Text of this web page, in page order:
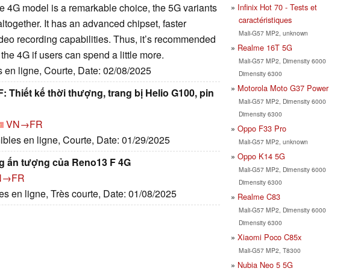
4G model is a remarkable choice, the 5G variants
It has an advanced chipset, faster
recording capabilities. Thus, it’s recommended
4G if users can spend a little more.
ligne, Courte, Date: 02/08/2025
Thiết kế thời thượng, trang bị Helio G100, pin
VN→FR
en ligne, Courte, Date: 01/29/2025
ấn tượng của Reno13 F 4G
en ligne, Très courte, Date: 01/08/2025
Infinix Hot 70 - Tests et
caractéristiques
Mali-G57 MP2, unknown
Realme 16T 5G
Mali-G57 MP2, Dimensity 6000
Dimensity 6300
Motorola Moto G37 Power
Mali-G57 MP2, Dimensity 6000
Dimensity 6300
Oppo F33 Pro
Mali-G57 MP2, unknown
Oppo K14 5G
Mali-G57 MP2, Dimensity 6000
Dimensity 6300
Realme C83
Mali-G57 MP2, Dimensity 6000
Dimensity 6300
Xiaomi Poco C85x
Mali-G57 MP2, T8300
Nubia Neo 5 5G